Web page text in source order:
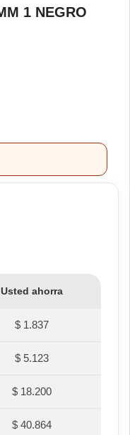
1 NEGRO
Usted ahorra
$ 1.837
$ 5.123
$ 18.200
$ 40.864